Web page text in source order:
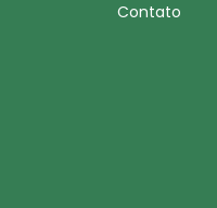
Contato